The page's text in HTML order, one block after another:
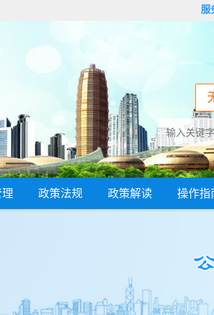
服
政策法规 政策解读 操作指